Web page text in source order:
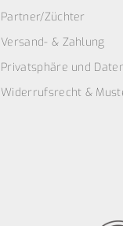
Partner/Züchter
Versand- & Zahlung
Privatsphäre und
Widerrufsrecht &